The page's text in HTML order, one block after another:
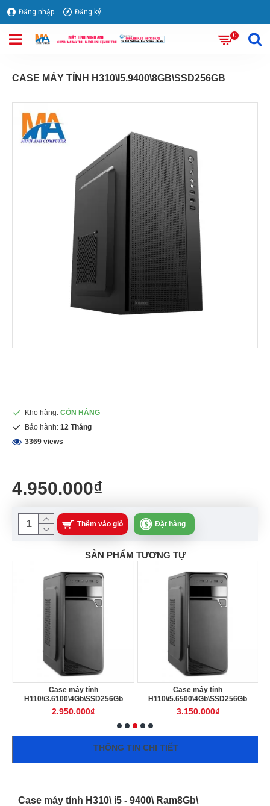
Đăng nhập Đăng ký
0
CASE MÁY TÍNH H310\I5.9400\8GB\SSD256GB
4.950.000₫
Kho hàng: CÒN HÀNG
Bảo hành: 12 Tháng
3369 views
Thêm vào giỏ Đặt hàng
SẢN PHẨM TƯƠNG TỰ
Case máy tính
H110\i3.6100\4Gb\SSD256Gb
2.950.000₫
Case máy tính
H110\i5.6500\4Gb\SSD256Gb
3.150.000₫
THÔNG TIN CHI TIẾT
Case máy tính H310\ i5 - 9400\ Ram8Gb\